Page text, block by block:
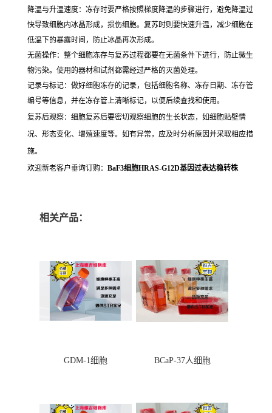
降温与升温速度：冻存时要严格按照梯度降温的步骤进行，避免降温过
快导致细胞内冰晶形成，损伤细胞。复苏时则要快速升温，减少细胞在
低温下的暴露时间，防止冰晶再次形成。
无菌操作：整个细胞冻存与复苏过程都要在无菌条件下进行，防止微生
物污染。使用的器材和试剂都需经过严格的灭菌处理。
记录与标记：做好细胞冻存的记录，包括细胞名称、冻存日期、冻存管
编号等信息，并在冻存管上清晰标记，以便后续查找和使用。
复苏后观察：细胞复苏后要密切观察细胞的生长状态，如细胞贴壁情
况、形态变化、增殖速度等。如有异常，应及时分析原因并采取相应措
施。
欢迎新老客户垂询订购： BaF3细胞HRAS-G12D基因过表达稳转株
相关产品：
GDM-1细胞 BCaP-37人细胞